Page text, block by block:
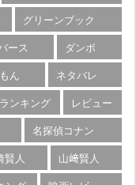
グリーンブック
ース
ダンボ
ん
ネタバレ
ランキング
レビュー
名探偵コナン
賢人
山﨑賢人